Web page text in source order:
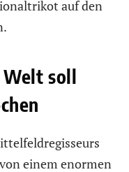
auf den
soll
einem enormen